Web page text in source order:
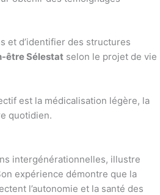
et d’identifier des structures
être Sélestat selon le projet de vie
est la médicalisation légère, la
quotidien.
intergénérationnelles, illustre
expérience démontre que la
l’autonomie et la santé des